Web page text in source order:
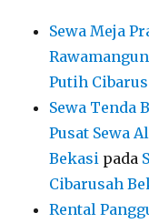
Sewa Meja
Putih
Sewa Tenda
Pusat Sewa
Bekasi pada
Cibarusah
Rental